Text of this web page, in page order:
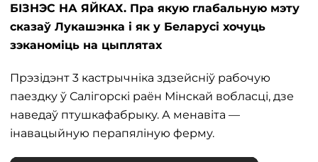
БІЗНЭС НА ЯЙКАХ. Пра якую глабальную мэту
сказаў Лукашэнка і як у Беларусі хочуць
зэканоміць на цыплятах
Прэзідэнт 3 кастрычніка здзейсніў рабочую
паездку ў Салігорскі раён Мінскай вобласці, дзе
наведаў птушкафабрыку. А менавіта —
інавацыйную перапяліную ферму.